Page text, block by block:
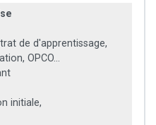
de d'apprentissage,
OPCO...
initiale,